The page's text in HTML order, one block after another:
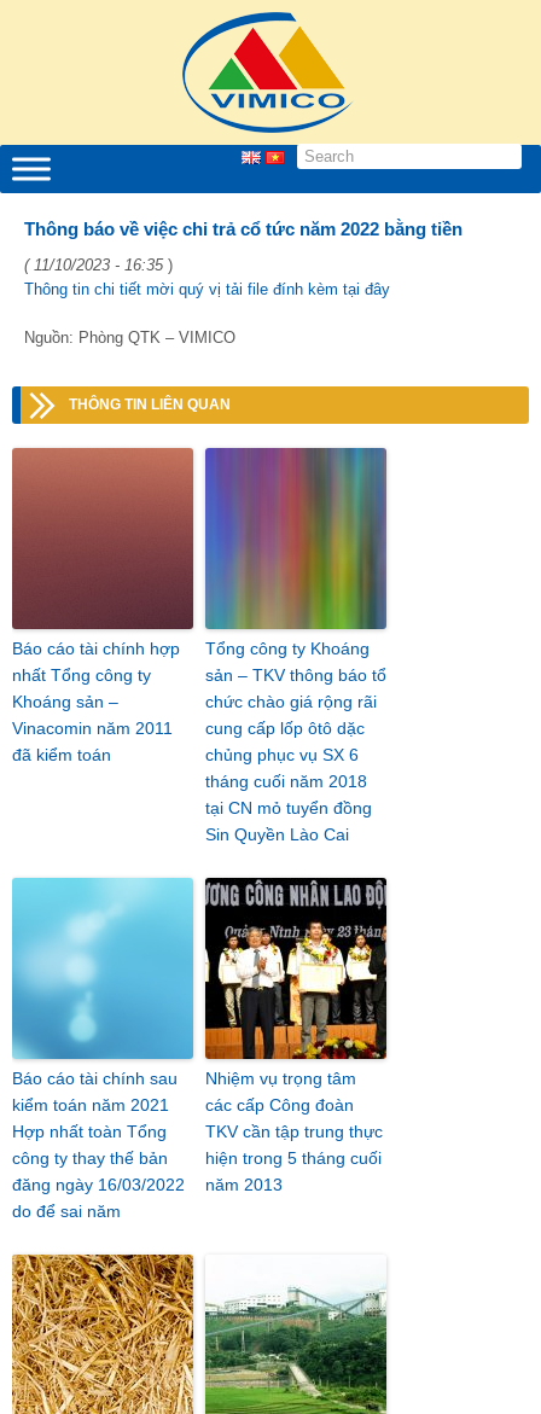
Thông báo về việc chi trả cổ tức năm 2022 bằng tiền
( 11/10/2023 - 16:35)
Thông tin chi tiết mời quý vị tải file đính kèm tại đây
Nguồn: Phòng QTK – VIMICO
THÔNG TIN LIÊN QUAN
Báo cáo tài chính hợp
nhất Tổng công ty
Khoáng sản –
Vinacomin năm 2011
đã kiểm toán
Tổng công ty Khoáng
sản – TKV thông báo tổ
chức chào giá rộng rãi
cung cấp lốp ôtô dặc
chủng phục vụ SX 6
tháng cuối năm 2018
tại CN mỏ tuyển đồng
Sin Quyền Lào Cai
Báo cáo tài chính sau
kiểm toán năm 2021
Hợp nhất toàn Tổng
công ty thay thế bản
đăng ngày 16/03/2022
do để sai năm
Nhiệm vụ trọng tâm
các cấp Công đoàn
TKV cần tập trung thực
hiện trong 5 tháng cuối
năm 2013